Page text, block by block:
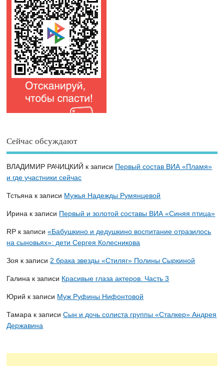
Сейчас обсуждают
ВЛАДИМИР РАЧИЦКИЙ к записи Первый состав ВИА «Пламя»
и где участники сейчас
Тстьяна к записи Мужья Надежды Румянцевой
Ирина к записи Первый и золотой составы ВИА «Синяя птица»
RP к записи«Бабушкино и дедушкино воспитание отразилось
на сыновьях»: дети Сергея Колесникова
Зоя к записи2 брака звезды «Стиляг» Полины Сыркиной
Галина к записи Красивые глаза актеров. Часть 3
Юрий к записи Муж Руфины Нифонтовой
Тамара к записиСын и дочь солиста группы «Сталкер» Андрея
Державина